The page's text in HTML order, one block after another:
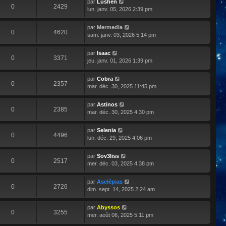
0 2429
par Lushen
lun. janv. 05, 2026 2:39 pm
0 4620
par Mermedia
sam. janv. 03, 2026 5:14 pm
0 3371
par Isaac
jeu. janv. 01, 2026 1:39 pm
0 2357
par Cobra
mar. déc. 30, 2025 11:45 pm
0 2385
par Astinos
mar. déc. 30, 2025 4:30 pm
0 4496
par Selenia
lun. déc. 29, 2025 4:06 pm
0 2517
par Sov3liss
mer. déc. 03, 2025 4:38 pm
0 2726
par Asclépias
dim. sept. 14, 2025 2:24 am
0 3255
par Abyssos
mer. août 06, 2025 5:11 pm